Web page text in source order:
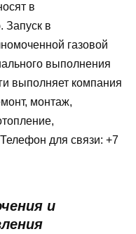
в
Запуск в
газовой
выполнения
выполняет компания
монтаж,
для связи: +7
и